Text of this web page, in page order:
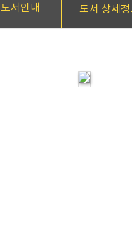
도서안내 도서 상세